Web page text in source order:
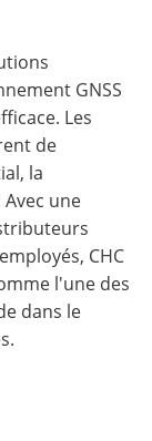
GNSS
Les
de
la
une
CHC
l'une des
dans le